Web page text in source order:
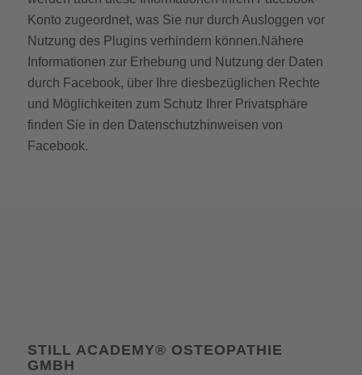
Konto zugeordnet, was Sie nur durch Ausloggen vor
Nutzung des Plugins verhindern können.Nähere
Informationen zur Erhebung und Nutzung der Daten
durch Facebook, über Ihre diesbezüglichen Rechte
und Möglichkeiten zum Schutz Ihrer Privatsphäre
finden Sie in den Datenschutzhinweisen von
Facebook.
STILL ACADEMY® OSTEOPATHIE
GMBH